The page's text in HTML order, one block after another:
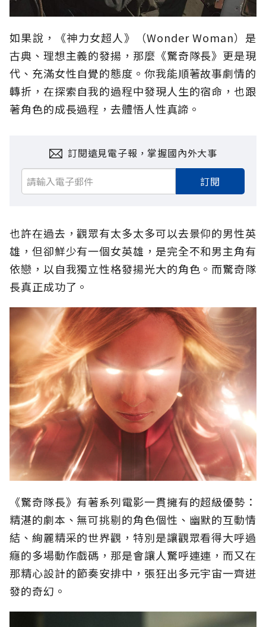
如果說，《神力女超人》（Wonder Woman）是
古典、理想主義的發揚，那麼《驚奇隊長》更是現
代、充滿女性自覺的態度。你我能順著故事劇情的
轉折，在探索自我的過程中發現人生的宿命，也跟
著角色的成長過程，去體悟人性真諦。
訂閱遠見電子報，掌握國內外大事
訂閱
也許在過去，觀眾有太多太多可以去景仰的男性英
雄，但卻鮮少有一個女英雄，是完全不和男主角有
依戀，以自我獨立性格發揚光大的角色。而驚奇隊
長真正成功了。
《驚奇隊長》有著系列電影一貫擁有的超級優勢：
精湛的劇本、無可挑剔的角色個性、幽默的互動情
結、絢麗精采的世界觀，特別是讓觀眾看得大呼過
癮的多場動作戲碼，那是會讓人驚呼連連，而又在
那精心設計的節奏安排中，張狂出多元宇宙一齊迸
發的奇幻。